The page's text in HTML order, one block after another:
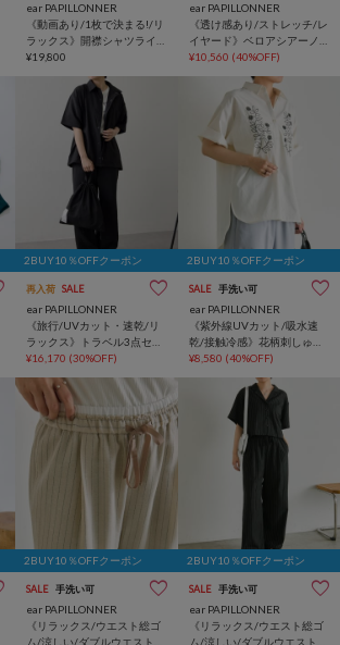
ear PAPILLONNER
《動画あり/1枚で決まる!/リ
ラックス》開襟シャツライ
クワンピース【SUM1
STYLE(スミスタイル)】
¥19,800
ear PAPILLONNER
《透け感あり/ストレッチ/レ
イヤード》ベロアシアーノ
ースリーブワンピース
【SUM1 STYLE(スミスタイ
¥10,560 (40%OFF)
2BUY10％OFFクーポン
再入荷 SALE
ear PAPILLONNER
《旅行/UVカット・速乾/リ
ラックス》トラベル3点セッ
ト【SUM1 STYLE(スミスタ
¥16,170 (30%OFF)
2BUY10％OFFクーポン
SALE 手洗い可
ear PAPILLONNER
《紫外線UVカット/吸水速
乾/接触冷感》花柄刺しゅう
半袖シャツ【SUM1
¥8,580 (40%OFF)
2BUY10％OFFクーポン
SALE 手洗い可
ear PAPILLONNER
《リラックス/ウエスト総ゴ
ム/涼しい/ダブルウエスト》
2BUY10％OFFクーポン
SALE 手洗い可
ear PAPILLONNER
《リラックス/ウエスト総ゴ
ム/涼しい/ダブルウエスト》